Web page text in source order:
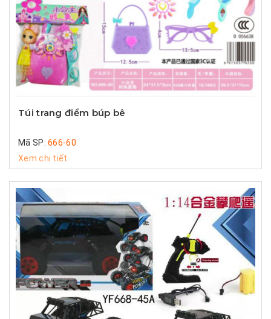
Túi trang điểm búp bê
Mã SP:666-60
Xem chi tiết